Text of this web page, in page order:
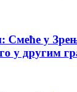
у
у другим